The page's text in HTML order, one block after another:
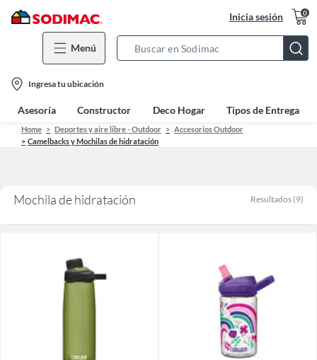
Inicia sesión 0
Menú
Bar
location-
icon
Ingresa tu ubicación
Asesoría Constructor Deco Hogar Tipos de Entrega
Home Deportes y aire libre - Outdoor
Accesorios Outdoor
Camelbacks y Mochilas de hidratación
Mochila de hidratación Resultados (9)